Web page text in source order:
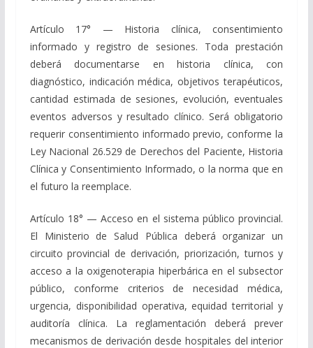
Artículo 17° — Historia clínica, consentimiento
informado y registro de sesiones. Toda prestación
deberá documentarse en historia clínica, con
diagnóstico, indicación médica, objetivos terapéuticos,
cantidad estimada de sesiones, evolución, eventuales
eventos adversos y resultado clínico. Será obligatorio
requerir consentimiento informado previo, conforme la
Ley Nacional 26.529 de Derechos del Paciente, Historia
Clínica y Consentimiento Informado, o la norma que en
el futuro la reemplace.
Artículo 18° — Acceso en el sistema público provincial.
El Ministerio de Salud Pública deberá organizar un
circuito provincial de derivación, priorización, turnos y
acceso a la oxigenoterapia hiperbárica en el subsector
público, conforme criterios de necesidad médica,
urgencia, disponibilidad operativa, equidad territorial y
auditoría clínica. La reglamentación deberá prever
mecanismos de derivación desde hospitales del interior